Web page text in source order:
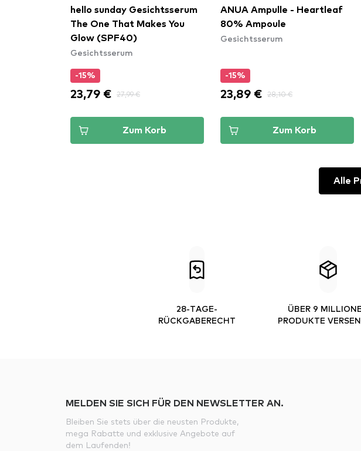
hello sunday Gesichtsserum
The One That Makes You
Glow (SPF40)
Gesichtsserum
-15%
23,79 € 27,99 €
Zum Korb
ANUA Ampulle - Heartleaf
80% Ampoule
Gesichtsserum
-15%
23,89 € 28,10 €
Zum Korb
Alle
28-TAGE-
RÜCKGABERECHT
ÜBER 9
PRODUKTE
MELDEN SIE SICH FÜR DEN NEWSLETTER AN.
Bleiben Sie stets über die neusten Produkte,
mega Rabatte und exklusive Angebote auf
dem Laufenden!